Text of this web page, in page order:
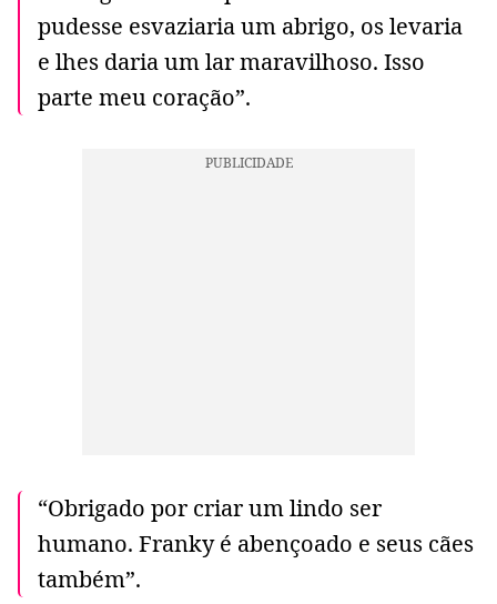
pudesse esvaziaria um abrigo, os levaria
e lhes daria um lar maravilhoso. Isso
parte meu coração”.
“Obrigado por criar um lindo ser
humano. Franky é abençoado e seus cães
também”.